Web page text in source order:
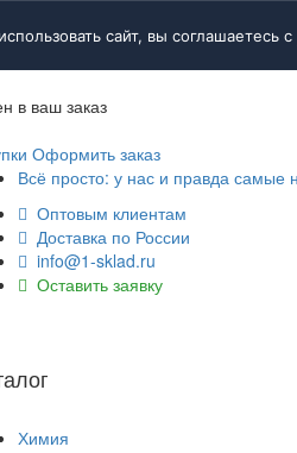
сайт, вы соглашаетесь с
в ваш заказ
Оформить заказ
Всё просто: у нас и правда самые
Оптовым клиентам
Доставка по России
info@1-sklad.ru
Оставить заявку
Химия